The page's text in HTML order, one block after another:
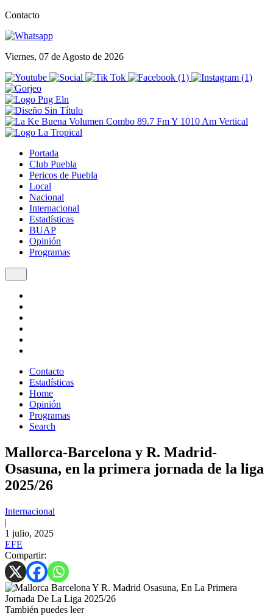
Contacto
Viernes, 07 de Agosto de 2026
Portada
Club Puebla
Pericos de Puebla
Local
Nacional
Internacional
Estadísticas
BUAP
Opinión
Programas
Contacto
Estadísticas
Home
Opinión
Programas
Search
Mallorca-Barcelona y R. Madrid-
Osasuna, en la primera jornada de la liga
2025/26
Internacional
|
1 julio, 2025
EFE
Compartir:
También puedes leer